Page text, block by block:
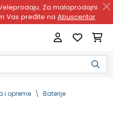
Za maloprodajni
Vas pređite na Abuscentar
i opreme
Baterije